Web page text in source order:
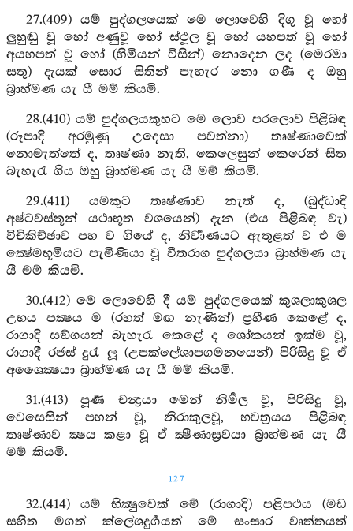
27.(409) යම් පුද්ගලයෙක් මෙ ලොවෙහි දිගු වූ හෝ
ලුහුඬු වූ හෝ අණුවූ හෝ ස්ථූල වූ හෝ යහපත් වූ හෝ
අයහපත් වූ හෝ (හිමියන් විසින්) නොදෙන ලද (මෙරමා
සතු) දැයක් සොර සිතින් පැහැර නො ගණී ද ඔහු
බ්‍රාහ්මණ යැ යී මම් කියමි.
28.(410) යම් පුද්ගලයකුහට මෙ ලොව පරලොව පිළිබඳ
(රූපාදි අරමුණු උදෙසා පවත්නා) තෘෂ්ණාවෙක්
නොමැත්තේ ද, තෘෂ්ණා නැති, කෙලෙසුන් කෙරෙන් සිත
බැහැරැ ගිය ඔහු බ්‍රාහ්මණ යැ යී මම් කියමි.
29.(411) යමකුට තෘෂ්ණාව නැත් ද, (බුද්ධාදි
අෂ්ටවස්තූන් යථාභූත වශයෙන්) දැන (එය පිළිබඳ වැ)
විචිකිච්ඡාව පහ ව ගියේ ද, නිර්‍වාණයට ඇතුළත් ව එ ම
ක්‍ෂේමභූමියට පැමිණියා වූ වීතරාග පුද්ගලයා බ්‍රාහ්මණ යැ
යී මම් කියමි.
30.(412) මෙ ලොවෙහි දී යම් පුද්ගලයෙක් කුශලාකුශල
උභය පක්‍ෂය ම (රහත් මඟ නැණින්) ප්‍රහීණ කෙළේ ද,
රාගාදි සඞ්ගයන් බැහැරැ කෙළේ ද ශෝකයන් ඉක්ම වූ,
රාගාදී රජස් දුරැ ලූ (උපක්ලේශාපගමනයෙන්) පිරිසිදු වූ ඒ
අශෛක්‍ෂයා බ්‍රාහ්මණ යැ යී මම් කියමි.
31.(413) පූර්‍ණ චන්‍ද්‍රයා මෙන් නිර්‍මල වූ, පිරිසිදු වූ,
වෙසෙසින් පහන් වූ, නිරාකුලවූ, භවත්‍රයය පිළිබඳ
තෘෂ්ණාව ක්‍ෂය කළා වූ ඒ ක්‍ෂීණාස්‍රවයා බ්‍රාහ්මණ යැ යී
මම් කියමි.
127
32.(414) යම් භික්‍ෂුවෙක් මේ (රාගාදි) පළිපථය (මඩ
සහිත මගත් ක්ලේශදුර්‍ගයත් මේ සංසාර වෘත්තයත්